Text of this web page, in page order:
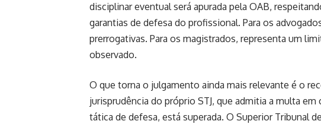
disciplinar eventual será apurada pela OAB,
garantias de defesa do profissional. Para os
prerrogativas. Para os magistrados, representa um
observado.
O que torna o julgamento ainda mais relevante é o
jurisprudência do próprio STJ, que admitia a multa
tática de defesa, está superada. O Superior Tribunal